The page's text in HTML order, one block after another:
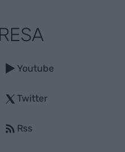
Youtube
Twitter
Rss